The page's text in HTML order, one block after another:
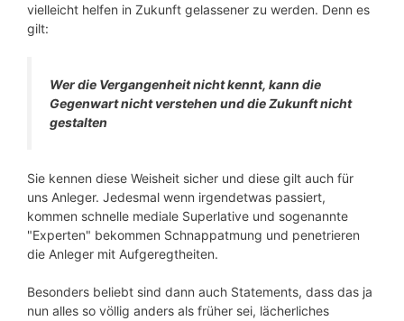
vielleicht helfen in Zukunft gelassener zu werden. Denn es
gilt:
Wer die Vergangenheit nicht kennt, kann die
Gegenwart nicht verstehen und die Zukunft nicht
gestalten
Sie kennen diese Weisheit sicher und diese gilt auch für
uns Anleger. Jedesmal wenn irgendetwas passiert,
kommen schnelle mediale Superlative und sogenannte
"Experten" bekommen Schnappatmung und penetrieren
die Anleger mit Aufgeregtheiten.
Besonders beliebt sind dann auch Statements, dass das ja
nun alles so völlig anders als früher sei, lächerliches